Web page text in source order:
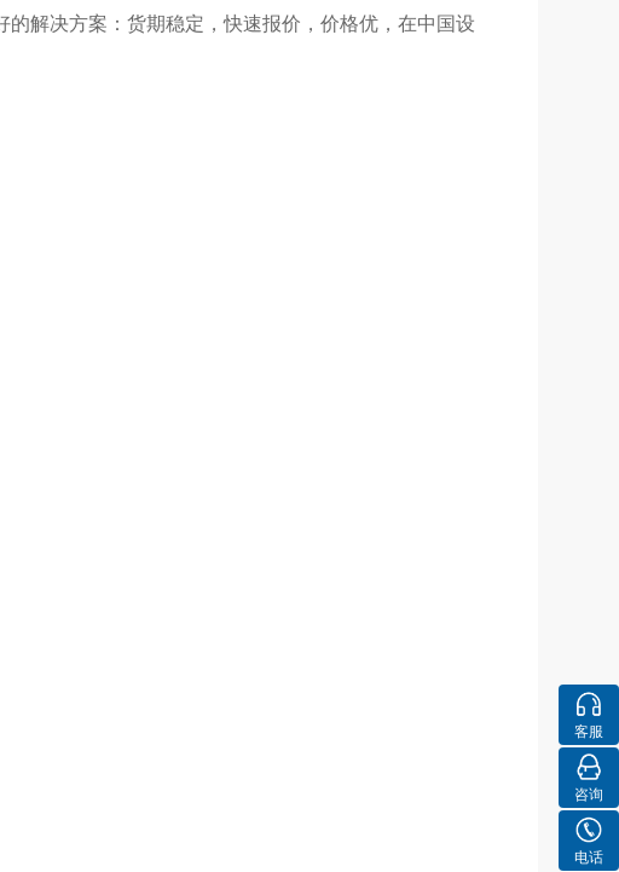
解决方案：货期稳定，快速报价，价格优，在中国设
客服
咨询
电话